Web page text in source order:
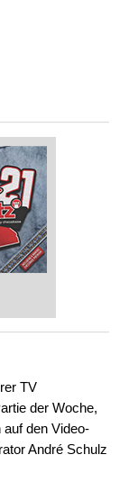
TV
der Woche,
den Video-
André Schulz